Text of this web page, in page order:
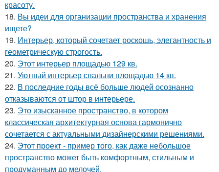
красоту.
18. Вы идеи для организации пространства и хранения
ищете?
19. Интерьер, который сочетает роскошь, элегантность и
геометрическую строгость.
20. Этот интерьер площадью 129 кв.
21. Уютный интерьер спальни площадью 14 кв.
22. В последние годы всё больше людей осознанно
отказываются от штор в интерьере.
23. Это изысканное пространство, в котором
классическая архитектурная основа гармонично
сочетается с актуальными дизайнерскими решениями.
24. Этот проект - пример того, как даже небольшое
пространство может быть комфортным, стильным и
продуманным до мелочей.